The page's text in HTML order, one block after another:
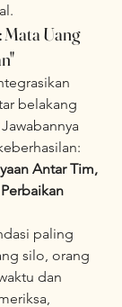
Mata Uang
belakang
Antar Tim,
Perbaikan
paling
silo, orang
dan